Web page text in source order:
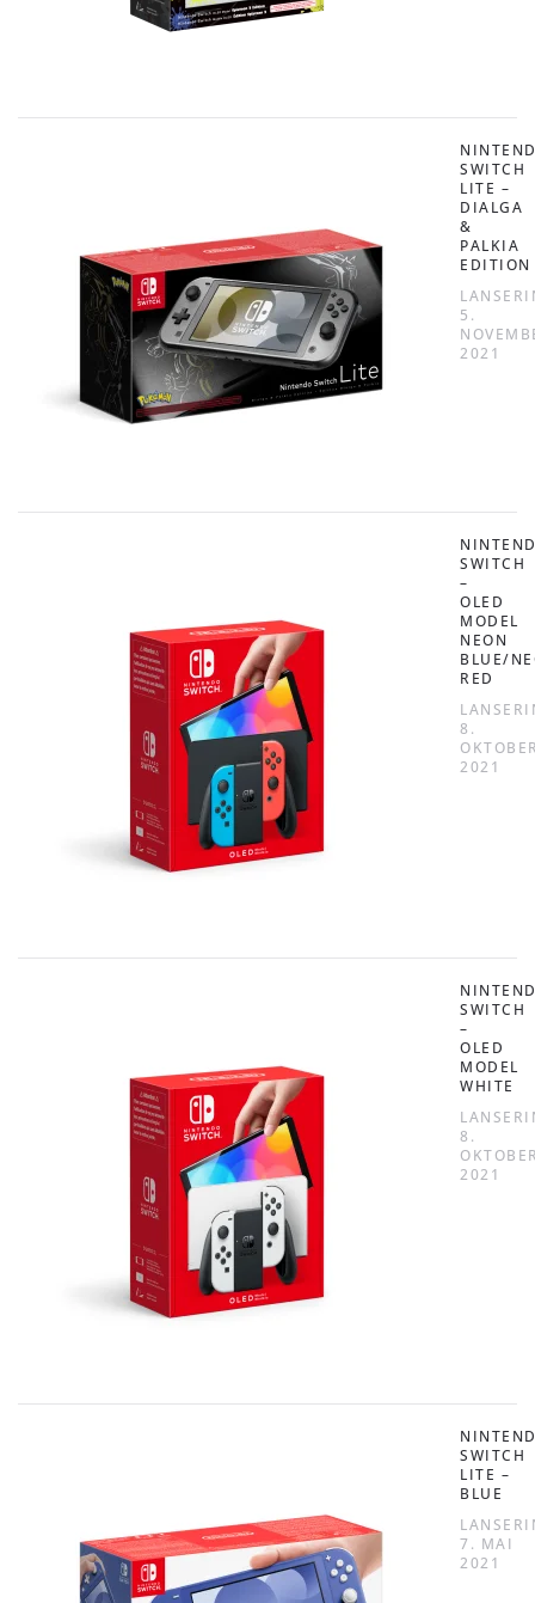
SWITCH
LITE –
DIALGA
&
PALKIA
EDITION
5.
2021
SWITCH
–
OLED
MODEL
NEON
BLUE/
RED
8.
2021
SWITCH
–
OLED
MODEL
WHITE
8.
2021
SWITCH
LITE –
BLUE
7. MAI
2021